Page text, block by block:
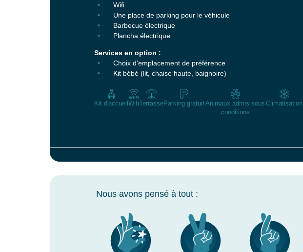
Wifi
Une place de parking pour le véhicule
Barbecue électrique
Plancha électrique
Services en option :
Choix d'emplacement de préférence
Kit bébé (lit, chaise haute, baignoire)
Kit d'accueil WifiTerrasseParking gratuitAnimaux admis sous
conditions
Climatisation
Nous avons pensé à tout :